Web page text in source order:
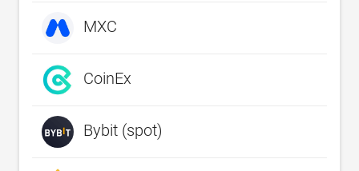
MXC
CoinEx
Bybit (spot)